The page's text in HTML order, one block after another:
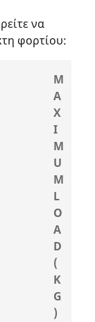
να
φορτίου:
M
A
X
I
M
U
M
L
O
A
D
(
K
G
)